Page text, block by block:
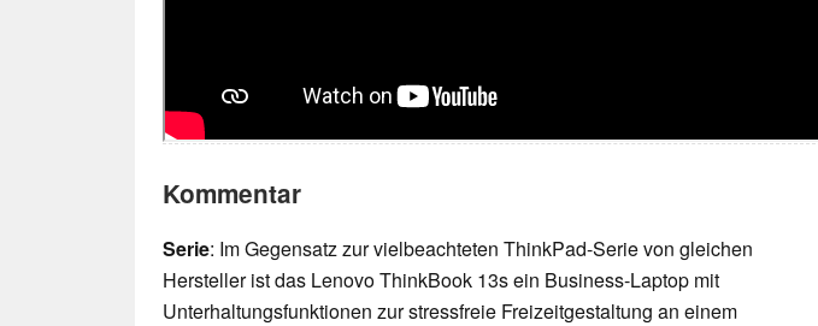
Kommentar
Serie: Im Gegensatz zur vielbeachteten ThinkPad-Serie von gleichen
Hersteller ist das Lenovo ThinkBook 13s ein Business-Laptop mit
Unterhaltungsfunktionen zur stressfreie Freizeitgestaltung an einem